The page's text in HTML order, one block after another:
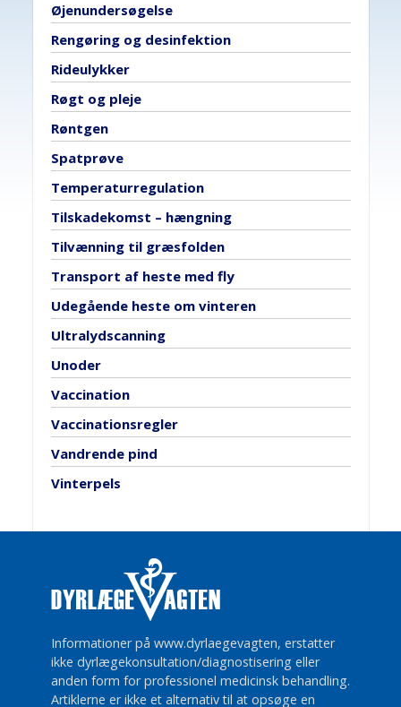
Øjenundersøgelse
Rengøring og desinfektion
Rideulykker
Røgt og pleje
Røntgen
Spatprøve
Temperaturregulation
Tilskadekomst – hængning
Tilvænning til græsfolden
Transport af heste med fly
Udegående heste om vinteren
Ultralydscanning
Unoder
Vaccination
Vaccinationsregler
Vandrende pind
Vinterpels
Informationer på www.dyrlaegevagten, erstatter
ikke dyrlægekonsultation/diagnostisering eller
anden form for professionel medicinsk behandling.
Artiklerne er ikke et alternativ til at opsøge en